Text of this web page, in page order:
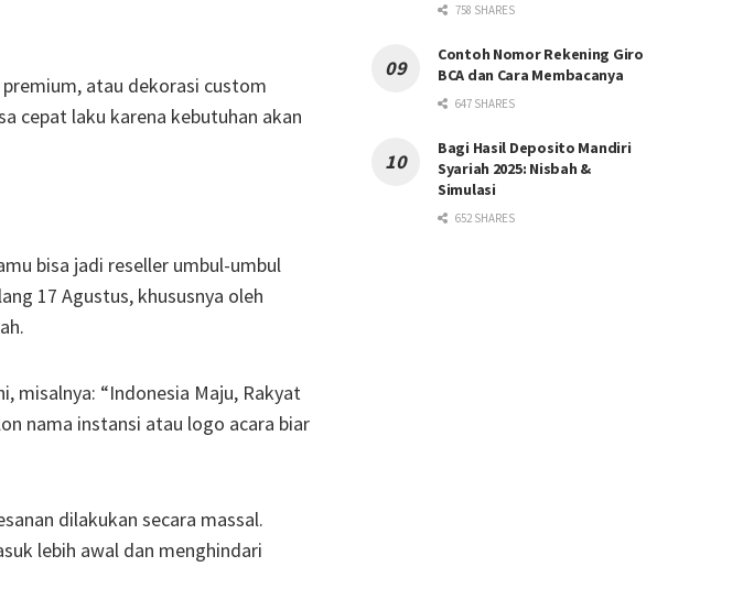
atau dekorasi custom
cepat laku karena kebutuhan akan
bisa jadi reseller umbul-umbul
17 Agustus, khususnya oleh
misalnya: “Indonesia Maju, Rakyat
nama instansi atau logo acara biar
dilakukan secara massal.
lebih awal dan menghindari
758 SHARES
Contoh Nomor Rekening Giro
BCA dan Cara Membacanya
647 SHARES
Bagi Hasil Deposito Mandiri
Syariah 2025: Nisbah &
Simulasi
652 SHARES